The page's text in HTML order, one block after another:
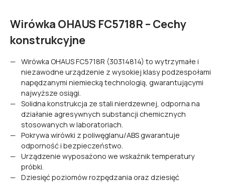
Wirówka OHAUS FC5718R – Cechy
konstrukcyjne
Wirówka OHAUS FC5718R (30314814) to wytrzymałe i
niezawodne urządzenie z wysokiej klasy podzespołami
napędzanymi niemiecką technologią, gwarantującymi
najwyższe osiągi.
Solidna konstrukcja ze stali nierdzewnej, odporna na
działanie agresywnych substancji chemicznych
stosowanych w laboratoriach.
Pokrywa wirówki z poliwęglanu/ABS gwarantuje
odporność i bezpieczeństwo.
Urządzenie wyposażono we wskaźnik temperatury
próbki.
Dziesięć poziomów rozpędzania oraz dziesięć